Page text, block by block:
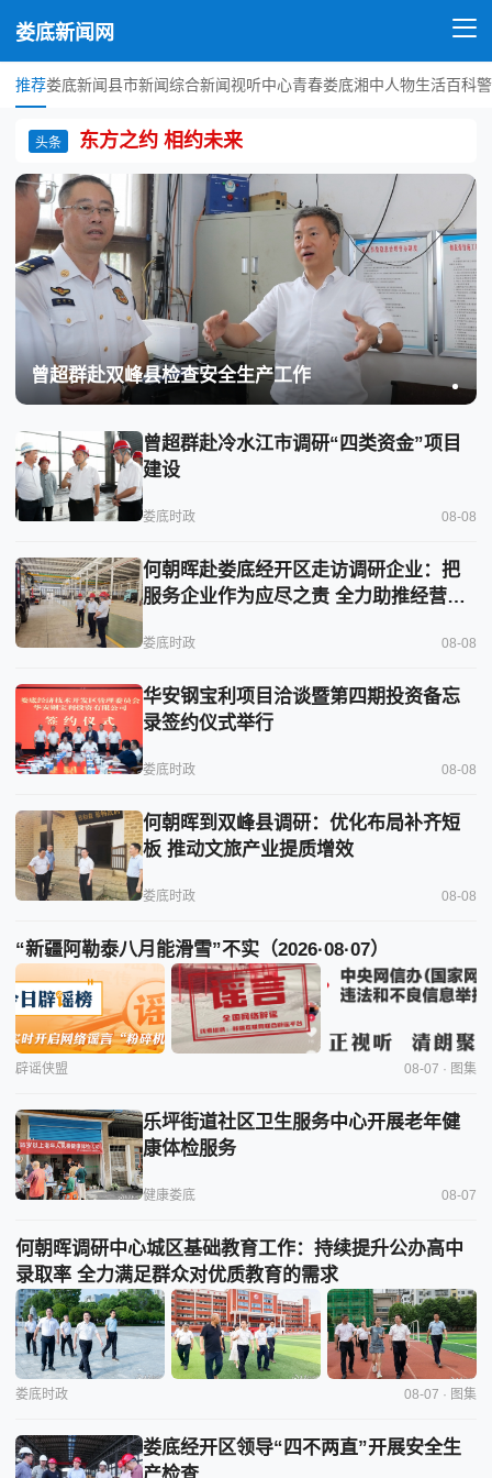
娄底新闻网
推荐娄底新闻县市新闻综合新闻视听中心青春娄底湘中人物生活百科
头条 东方之约 相约未来
曾超群赴双峰县检查安全生产工作
曾超群赴冷水江市调研“四类资金”项目
建设
娄底时政 08-08
何朝晖赴娄底经开区走访调研企业：把
服务企业作为应尽之责 全力助推经营主
娄底时政 08-08
华安钢宝利项目洽谈暨第四期投资备忘
录签约仪式举行
娄底时政 08-08
何朝晖到双峰县调研：优化布局补齐短
板 推动文旅产业提质增效
娄底时政 08-08
“新疆阿勒泰八月能滑雪”不实（2026·08·07）
辟谣侠盟 08-07 · 图集
乐坪街道社区卫生服务中心开展老年健
康体检服务
健康娄底 08-07
何朝晖调研中心城区基础教育工作：持续提升公办高中
录取率 全力满足群众对优质教育的需求
娄底时政 08-07 · 图集
娄底经开区领导“四不两直”开展安全生